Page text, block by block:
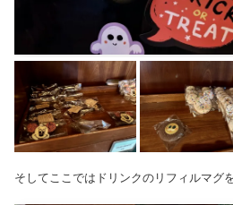
そしてここではドリンクのリフィルマグ